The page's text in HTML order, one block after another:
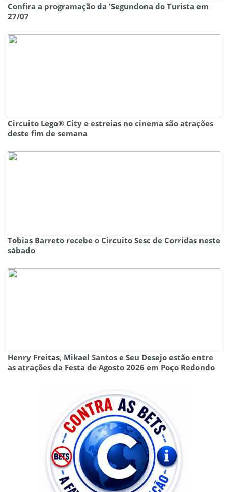
Confira a programação da 'Segundona do Turista em
27/07
Circuito Lego® City e estreias no cinema são atrações
deste fim de semana
Tobias Barreto recebe o Circuito Sesc de Corridas neste
sábado
Henry Freitas, Mikael Santos e Seu Desejo estão entre
as atrações da Festa de Agosto 2026 em Poço Redondo